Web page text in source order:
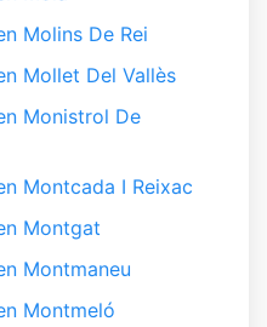
Molins De Rei
Mollet Del Vallès
Monistrol De
Montcada I Reixac
Montgat
Montmaneu
Montmeló